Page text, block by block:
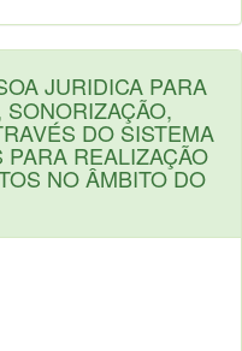
JURIDICA PARA
DO SISTEMA
REALIZAÇÃO
NO ÂMBITO DO